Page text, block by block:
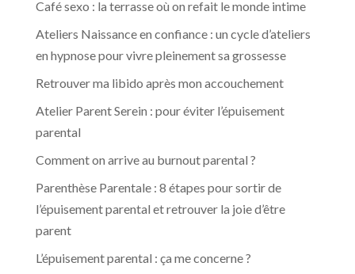
Café sexo : la terrasse où on refait le monde intime
Ateliers Naissance en confiance : un cycle d’ateliers
en hypnose pour vivre pleinement sa grossesse
Retrouver ma libido après mon accouchement
Atelier Parent Serein : pour éviter l’épuisement
parental
Comment on arrive au burnout parental ?
Parenthèse Parentale : 8 étapes pour sortir de
l’épuisement parental et retrouver la joie d’être
parent
L’épuisement parental : ça me concerne ?